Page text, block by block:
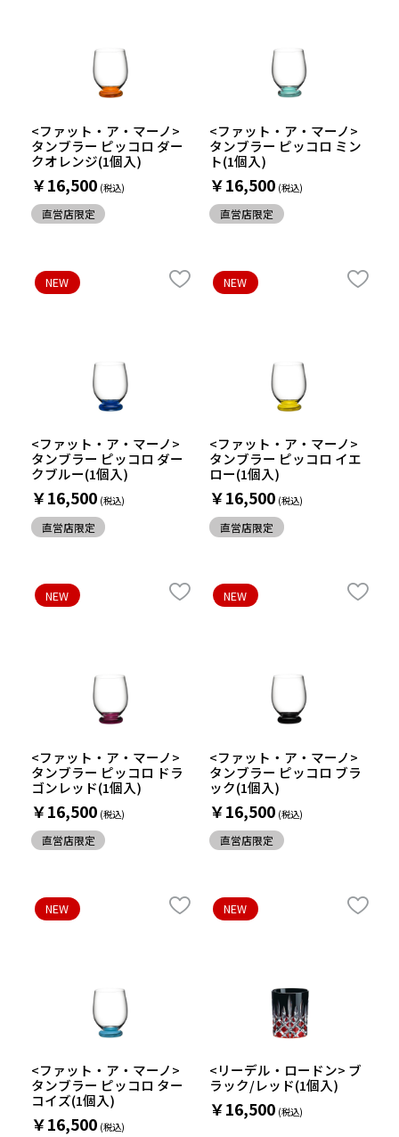
<ファット・ア・マーノ>
タンブラー ピッコロ ダー
クオレンジ(1個入)
￥16,500
直営店限定
<ファット・ア・マーノ>
タンブラー ピッコロ ミン
ト(1個入)
￥16,500
直営店限定
<ファット・ア・マーノ>
タンブラー ピッコロ ダー
クブルー(1個入)
￥16,500
NEW
直営店限定
<ファット・ア・マーノ>
タンブラー ピッコロ イエ
ロー(1個入)
￥16,500
NEW
直営店限定
<ファット・ア・マーノ>
タンブラー ピッコロ ドラ
ゴンレッド(1個入)
￥16,500
NEW
直営店限定
<ファット・ア・マーノ>
タンブラー ピッコロ ブラ
ック(1個入)
￥16,500
NEW
直営店限定
<ファット・ア・マーノ>
タンブラー ピッコロ ター
コイズ(1個入)
￥16,500
NEW
<リーデル・ロードン> ブ
ラック/レッド(1個入)
￥16,500
NEW